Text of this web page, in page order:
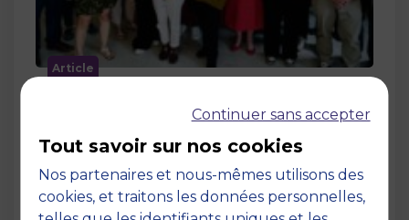
Article
de l’Économie Numérique 2026 : un
engagement au service de
l’innovation en occitanie
12 juin 2026
La semaine dernière, le campus de MBS
Continuer sans accepter
Tout savoir sur nos cookies
Nos partenaires et nous-mêmes utilisons des
cookies, et traitons les données personnelles,